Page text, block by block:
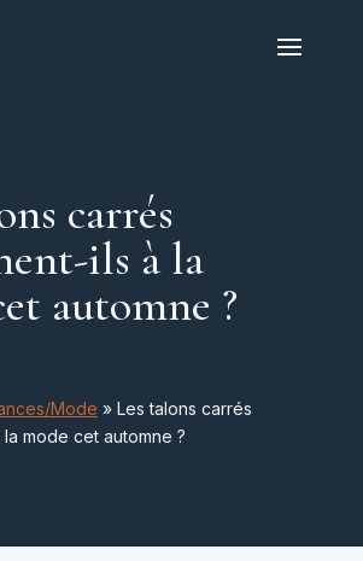
carrés
ils à la
automne ?
Mode » Les talons carrés
mode cet automne ?